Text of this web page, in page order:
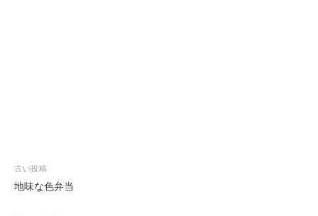
投
稿
古い投稿
地味な色弁当